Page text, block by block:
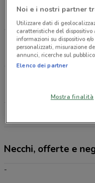
Via Generale
Via Mac Mahon,
15.5 km
Necchi, offerte e
-
Noi e i nostri partner
Utilizzare dati di
caratteristiche del
informazioni su dispositivo e/
personalizzati, misurazione
annunci, ricerche sul
Elenco dei partner
Mostra finalità